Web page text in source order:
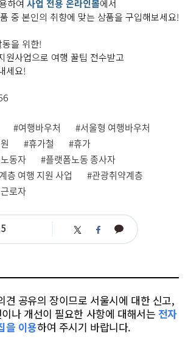
하여 사업 전용 온라인몰에서
중 본인의 취향에 맞는 상품을 구입해보세요!
을 위한!
원사업으로 여행 꿀팁 전수받고
세요!
#여행바우처
#서울형 여행바우처
#휴가철
#휴가
동자
#플랫폼노동 종사자
층 여행 지원 사업
#관광취약계층
로자
트 페 카
견 공유의 장이므로 서울시에 대한 신고,
나 개선이 필요한 사항에 대해서는 전자
을 이용하여 주시기 바랍니다.